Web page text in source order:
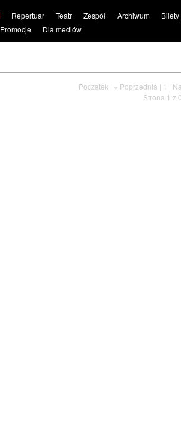
Promocje Dla mediów
Repertuar Teatr Zespół Archiwum Bilety
Początek | « Poprzednia | 1 |
Strona 1 z 0